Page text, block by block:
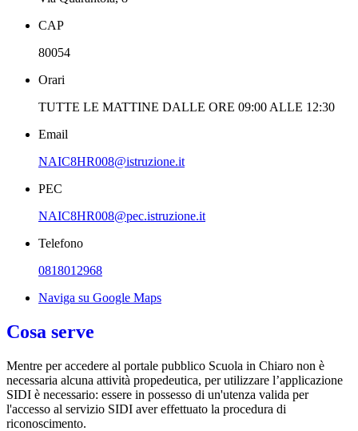
CAP
80054
Orari
TUTTE LE MATTINE DALLE ORE 09:00 ALLE 12:30
Email
NAIC8HR008@istruzione.it
PEC
NAIC8HR008@pec.istruzione.it
Telefono
0818012968
Naviga su Google Maps
Cosa serve
Mentre per accedere al portale pubblico Scuola in Chiaro non è
necessaria alcuna attività propedeutica, per utilizzare l’applicazione
SIDI è necessario: essere in possesso di un'utenza valida per
l'accesso al servizio SIDI aver effettuato la procedura di
riconoscimento.